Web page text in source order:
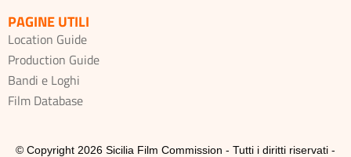
PAGINE UTILI
Location Guide
Production Guide
Bandi e Loghi
Film Database
© Copyright 2026 Sicilia Film Commission - Tutti i diritti riservati -